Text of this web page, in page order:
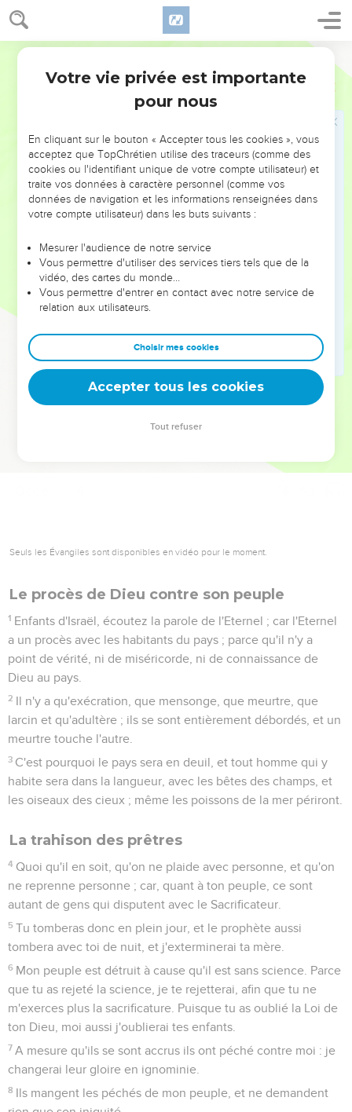
NE MANQUEZ PAS L’ÉVÉNEMENT
DE L’ANNÉE !
ET SI LEURS ERREURS POUVAIENT VOUS ÉVITER LES
VOTRES ?
leur foi ou leur vision. Mais on voit moins les doutes, les erreurs
et les saisons difficiles qu'ils ont traversés, alors même que ce
sont elles qui les ont façonnés.
Dans cette conférence, leaders, entrepreneurs, et responsables
clés pour avancer avec plus de sagesse afin que leurs erreurs
deviennent vos tremplins. Que vous guidiez un ministère, une
équipe, un groupe ou une famille, leur expérience est faite
Seuls les Évangiles sont disponibles en vidéo pour le moment.
Le procès de Dieu contre son peuple
1 Enfants d'Israël, écoutez la parole de l'Eternel ; car l'Eternel
a un procès avec les habitants du pays ; parce qu'il n'y a
point de vérité, ni de miséricorde, ni de connaissance de
Dieu au pays.
2 Il n'y a qu'exécration, que mensonge, que meurtre, que
larcin et qu'adultère ; ils se sont entièrement débordés, et un
meurtre touche l'autre.
3 C'est pourquoi le pays sera en deuil, et tout homme qui y
habite sera dans la langueur, avec les bêtes des champs, et
les oiseaux des cieux ; même les poissons de la mer périront.
La trahison des prêtres
4 Quoi qu'il en soit, qu'on ne plaide avec personne, et qu'on
ne reprenne personne ; car, quant à ton peuple, ce sont
autant de gens qui disputent avec le Sacrificateur.
5 Tu tomberas donc en plein jour, et le prophète aussi
tombera avec toi de nuit, et j'exterminerai ta mère.
6 Mon peuple est détruit à cause qu'il est sans science. Parce
que tu as rejeté la science, je te rejetterai, afin que tu ne
m'exerces plus la sacrificature. Puisque tu as oublié la Loi de
ton Dieu, moi aussi j'oublierai tes enfants.
7 A mesure qu'ils se sont accrus ils ont péché contre moi : je
changerai leur gloire en ignominie.
8 Ils mangent les péchés de mon peuple, et ne demandent
Votre vie privée est importante
pour nous
En cliquant sur le bouton « Accepter tous les cookies », vous
acceptez que TopChrétien utilise des traceurs (comme des
cookies ou l'identifiant unique de votre compte utilisateur) et
traite vos données à caractère personnel (comme vos
données de navigation et les informations renseignées dans
votre compte utilisateur) dans les buts suivants :
Mesurer l'audience de notre service
Vous permettre d'utiliser des services tiers tels que de la
vidéo, des cartes du monde…
Vous permettre d'entrer en contact avec notre service de
relation aux utilisateurs.
Choisir mes cookies
Accepter tous les cookies
Tout refuser